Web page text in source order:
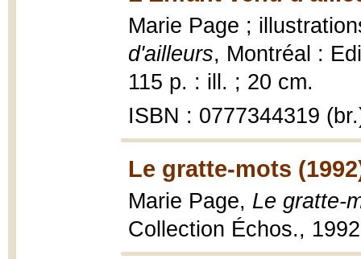
Marie Page ;
d'ailleurs, Montréal :
115 p. : ill. ; 20 cm.
ISBN : 0777344319
Le gratte-mots
Marie Page, Le gratte-
Collection Échos., 1992